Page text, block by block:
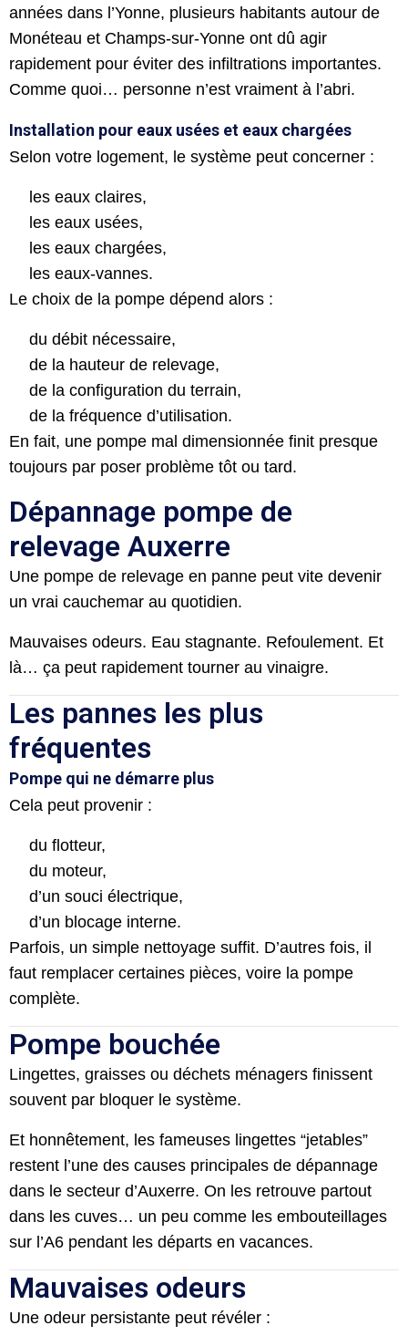
années dans l’Yonne, plusieurs habitants autour de
Monéteau et Champs-sur-Yonne ont dû agir
rapidement pour éviter des infiltrations importantes.
Comme quoi… personne n’est vraiment à l’abri.
Installation pour eaux usées et eaux chargées
Selon votre logement, le système peut concerner :
les eaux claires,
les eaux usées,
les eaux chargées,
les eaux-vannes.
Le choix de la pompe dépend alors :
du débit nécessaire,
de la hauteur de relevage,
de la configuration du terrain,
de la fréquence d’utilisation.
En fait, une pompe mal dimensionnée finit presque
toujours par poser problème tôt ou tard.
Dépannage pompe de
relevage Auxerre
Une pompe de relevage en panne peut vite devenir
un vrai cauchemar au quotidien.
Mauvaises odeurs. Eau stagnante. Refoulement. Et
là… ça peut rapidement tourner au vinaigre.
Les pannes les plus
fréquentes
Pompe qui ne démarre plus
Cela peut provenir :
du flotteur,
du moteur,
d’un souci électrique,
d’un blocage interne.
Parfois, un simple nettoyage suffit. D’autres fois, il
faut remplacer certaines pièces, voire la pompe
complète.
Pompe bouchée
Lingettes, graisses ou déchets ménagers finissent
souvent par bloquer le système.
Et honnêtement, les fameuses lingettes “jetables”
restent l’une des causes principales de dépannage
dans le secteur d’Auxerre. On les retrouve partout
dans les cuves… un peu comme les embouteillages
sur l’A6 pendant les départs en vacances.
Mauvaises odeurs
Une odeur persistante peut révéler :